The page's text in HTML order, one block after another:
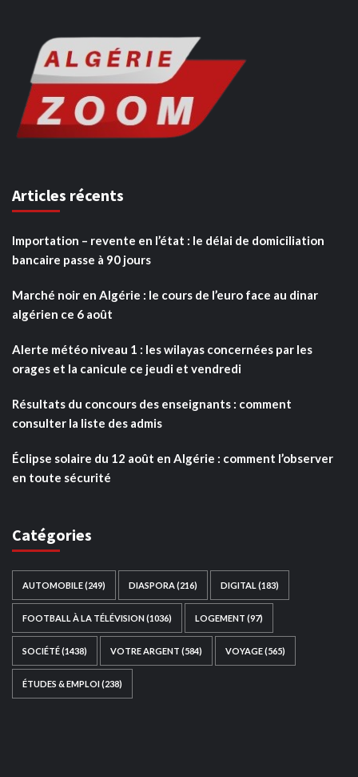
Articles récents
Importation – revente en l’état : le délai de domiciliation
bancaire passe à 90 jours
Marché noir en Algérie : le cours de l’euro face au dinar
algérien ce 6 août
Alerte météo niveau 1 : les wilayas concernées par les
orages et la canicule ce jeudi et vendredi
Résultats du concours des enseignants : comment
consulter la liste des admis
Éclipse solaire du 12 août en Algérie : comment l’observer
en toute sécurité
Catégories
AUTOMOBILE(249) DIASPORA (216) DIGITAL (183)
FOOTBALL À LA TÉLÉVISION(1036) LOGEMENT (97)
SOCIÉTÉ(1438) VOTRE ARGENT (584) VOYAGE(565)
ÉTUDES & EMPLOI(238)